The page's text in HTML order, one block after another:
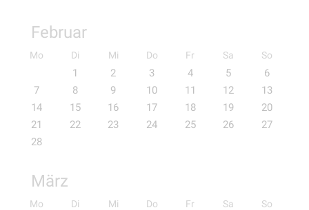
Februar
Mo Di Mi Do Fr Sa So
1 2 3 4 5
6
7
8 9 10 11 12
13
14
15 16 17 18 19
20
21
22 23 24 25 26
27
28
März
Mo Di Mi Do Fr Sa So